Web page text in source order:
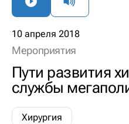
10 апреля 2018
Мероприятия
Пути развития
службы
Хирургия